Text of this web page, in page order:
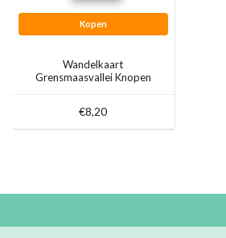
Kopen
Wandelkaart
Grensmaasvallei Knopen
€8,20